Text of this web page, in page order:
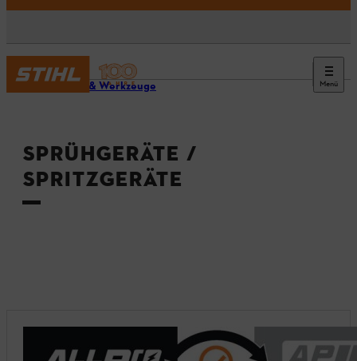
Menü
Geräte & Werkzeuge
SPRÜHGERÄTE /
SPRITZGERÄTE